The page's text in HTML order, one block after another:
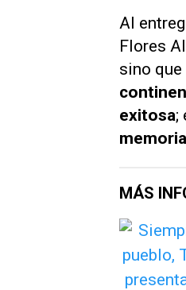
Al
Flores
sino
exitosa;
memoria
MÁS